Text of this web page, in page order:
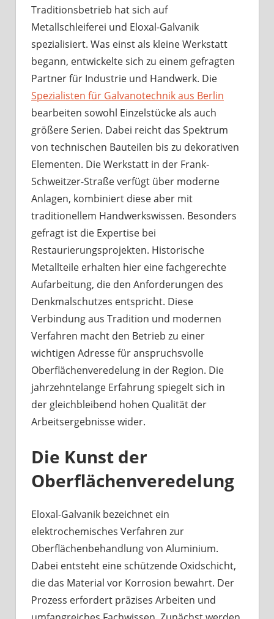
Traditionsbetrieb hat sich auf
Metallschleiferei und Eloxal-Galvanik
spezialisiert. Was einst als kleine Werkstatt
begann, entwickelte sich zu einem gefragten
Partner für Industrie und Handwerk. Die
Spezialisten für Galvanotechnik aus Berlin
bearbeiten sowohl Einzelstücke als auch
größere Serien. Dabei reicht das Spektrum
von technischen Bauteilen bis zu dekorativen
Elementen. Die Werkstatt in der Frank-
Schweitzer-Straße verfügt über moderne
Anlagen, kombiniert diese aber mit
traditionellem Handwerkswissen. Besonders
gefragt ist die Expertise bei
Restaurierungsprojekten. Historische
Metallteile erhalten hier eine fachgerechte
Aufarbeitung, die den Anforderungen des
Denkmalschutzes entspricht. Diese
Verbindung aus Tradition und modernen
Verfahren macht den Betrieb zu einer
wichtigen Adresse für anspruchsvolle
Oberflächenveredelung in der Region. Die
jahrzehntelange Erfahrung spiegelt sich in
der gleichbleibend hohen Qualität der
Arbeitsergebnisse wider.
Die Kunst der
Oberflächenveredelung
Eloxal-Galvanik bezeichnet ein
elektrochemisches Verfahren zur
Oberflächenbehandlung von Aluminium.
Dabei entsteht eine schützende Oxidschicht,
die das Material vor Korrosion bewahrt. Der
Prozess erfordert präzises Arbeiten und